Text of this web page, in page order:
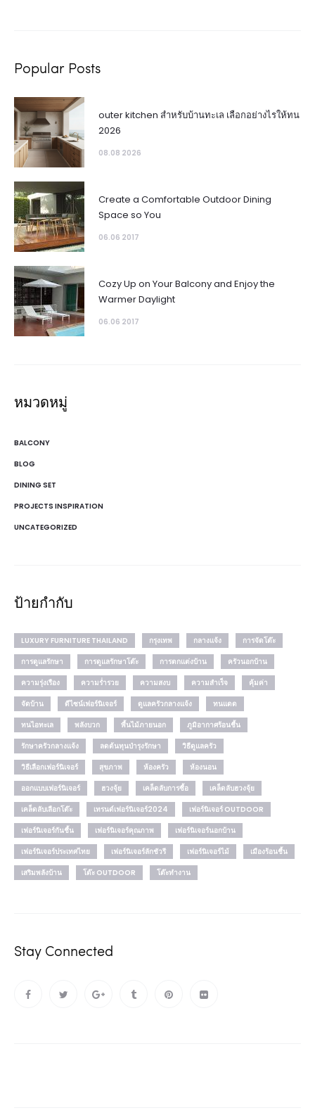
Popular Posts
outer kitchen สำหรับบ้านทะเล เลือกอย่างไรให้ทน
2026
08.08 2026
Create a Comfortable Outdoor Dining
Space so You
06.06 2017
Cozy Up on Your Balcony and Enjoy the
Warmer Daylight
06.06 2017
หมวดหมู่
BALCONY
BLOG
DINING SET
PROJECTS INSPIRATION
UNCATEGORIZED
ป้ายกำกับ
LUXURY FURNITURE THAILAND กรุงเทพ กลางแจ้ง
การจัดโต๊ะ
การดูแลรักษา
การดูแลรักษาโต๊ะ การตกแต่งบ้าน
ครัวนอกบ้าน
ความรุ่งเรือง
ความร่ำรวย ความสงบ ความสำเร็จ
คุ้มค่า
จัดบ้าน
ดีไซน์เฟอร์นิเจอร์ ดูแลครัวกลางแจ้ง
ทนแดด
ทนไอทะเล
พลังบวก พื้นไม้ภายนอก
ภูมิอากาศร้อนชื้น
รักษาครัวกลางแจ้ง
ลดต้นทุนบำรุงรักษา
วิธีดูแลครัว
วิธีเลือกเฟอร์นิเจอร์
สุขภาพ ห้องครัว
ห้องนอน
ออกแบบเฟอร์นิเจอร์
ฮวงจุ้ย เคล็ดลับการซื้อ
เคล็ดลับฮวงจุ้ย
เคล็ดลับเลือกโต๊ะ
เทรนด์เฟอร์นิเจอร์2024
เฟอร์นิเจอร์ OUTDOOR
เฟอร์นิเจอร์กันชื้น
เฟอร์นิเจอร์คุณภาพ
เฟอร์นิเจอร์นอกบ้าน
เฟอร์นิเจอร์ประเทศไทย
เฟอร์นิเจอร์ลักชัวรี เฟอร์นิเจอร์ไม้
เมืองร้อนชื้น
เสริมพลังบ้าน
โต๊ะ OUTDOOR โต๊ะทำงาน
Stay Connected